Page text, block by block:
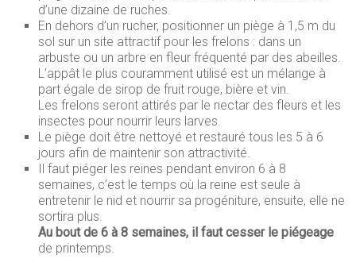
d’une dizaine de ruches.
En dehors d’un rucher, positionner un piège à 1,5 m du
sol sur un site attractif pour les frelons : dans un
arbuste ou un arbre en fleur fréquenté par des abeilles.
L’appât le plus couramment utilisé est un mélange à
part égale de sirop de fruit rouge, bière et vin.
Les frelons seront attirés par le nectar des fleurs et les
insectes pour nourrir leurs larves.
Le piège doit être nettoyé et restauré tous les 5 à 6
jours afin de maintenir son attractivité.
Il faut piéger les reines pendant environ 6 à 8
semaines, c’est le temps où la reine est seule à
entretenir le nid et nourrir sa progéniture, ensuite, elle ne
sortira plus.
Au bout de 6 à 8 semaines, il faut cesser le piégeage
de printemps.